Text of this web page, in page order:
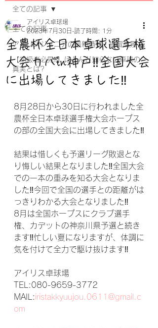
全ての記事
アイリスジュニアの最新情報・練習風景
【初級者必見‼】ほとんど知らない卓球の
真実とは?
全ての記事
全農杯全日本卓球選手権
大会カバin神戸‼全国大会
に出場してきました‼
アイリス卓球場
2023年7月30日 読了時間: 1分
8月28日から30日に行われました全
農杯全日本卓球選手権大会ホープス
の部の全国大会に出場してきました‼
結果は惜しくも予選リーグ敗退とな
り悔しい結果となりました‼全国大会
での一本の重みを知る大会となりま
した‼今回で全国の選手との距離がは
っきりわかる大会となりました‼
8月は全国ホープスにクラブ選手
権、カデットの神奈川県予選と続き
ます‼忙しい夏になりますが、体調に
気を付けて全力で駆け抜けます‼
アイリス卓球場
TEL:080-9659-3772
MAIL:iristakkyuujou.0611@gmail.c
om